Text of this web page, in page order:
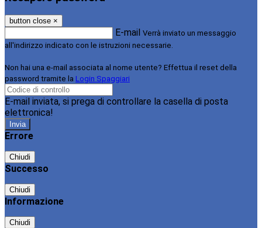
button close ×
E-mail Verrà inviato un messaggio
all'indirizzo indicato con le istruzioni necessarie.
Non hai una e-mail associata al nome utente? Effettua il reset della
password tramite la Login Spaggiari
E-mail inviata, si prega di controllare la casella di posta
elettronica!
Errore
Chiudi
Successo
Chiudi
Informazione
Chiudi